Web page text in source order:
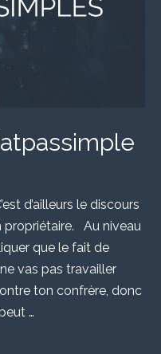
d’ailleurs le discours
propriétaire. Au niveau
que le fait de
vas pas travailler
ton confrère, donc
…